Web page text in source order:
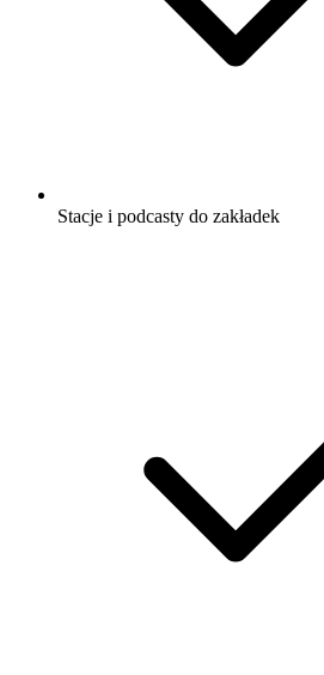
Stacje i podcasty do zakładek